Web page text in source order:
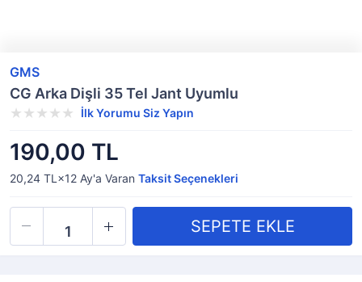
GMS
CG Arka Dişli 35 Tel Jant Uyumlu
İlk Yorumu Siz Yapın
190,00 TL
20,24 TL×12 Ay'a Varan Taksit Seçenekleri